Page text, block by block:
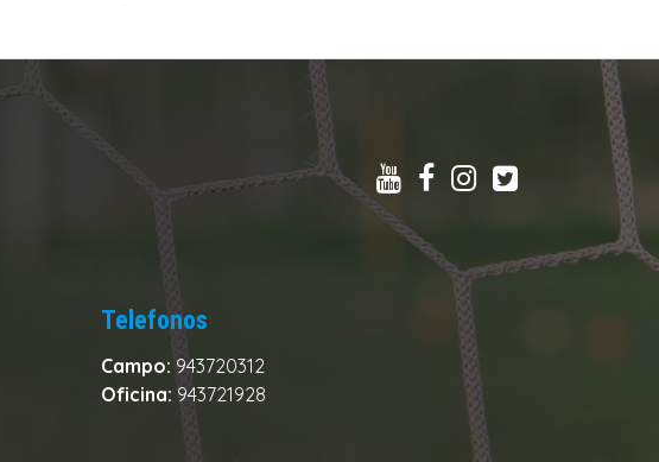
Telefonos
Campo: 943720312
Oficina: 943721928